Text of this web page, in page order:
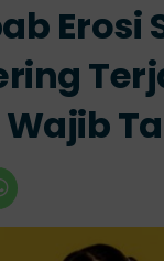
Layanan Kami
Info Klinik
Erosi